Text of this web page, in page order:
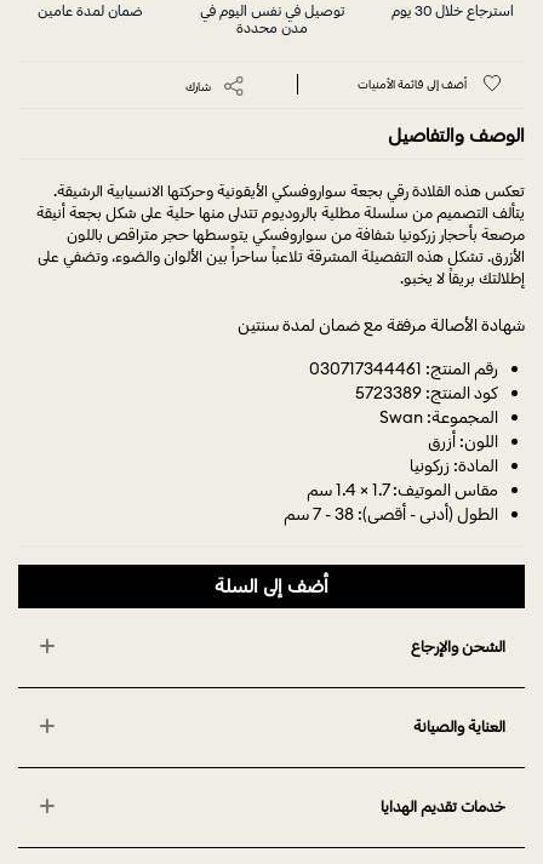
استرجاع خلال 30 يوم
توصيل في نفس اليوم في
مدن محددة
ضمان لمدة عامين
أضف إلى قائمة الأمنيات شارك
الوصف والتفاصيل
تعكس هذه القلادة رقي بجعة سواروفسكي الأيقونية وحركتها الانسيابية الرشيقة.
يتألف التصميم من سلسلة مطلية بالروديوم تتدلى منها حلية على شكل بجعة أنيقة
مرصعة بأحجار زركونيا شفافة من سواروفسكي يتوسطها حجر متراقص باللون
الأزرق. تشكل هذه التفصيلة المشرقة تلاعباً ساحراً بين الألوان والضوء، وتضفي على
إطلالتك بريقاً لا يخبو.
شهادة الأصالة مرفقة مع ضمان لمدة سنتين
رقم المنتج: 030717344461
كود المنتج: 5723389
المجموعة: Swan
اللون: أزرق
المادة: زركونيا
مقاس الموتيف: 1.7 × 1.4 سم
الطول (أدنى - أقصى): 38 - 7 سم
أضف إلى السلة
الشحن والإرجاع
العناية والصيانة
خدمات تقديم الهدايا